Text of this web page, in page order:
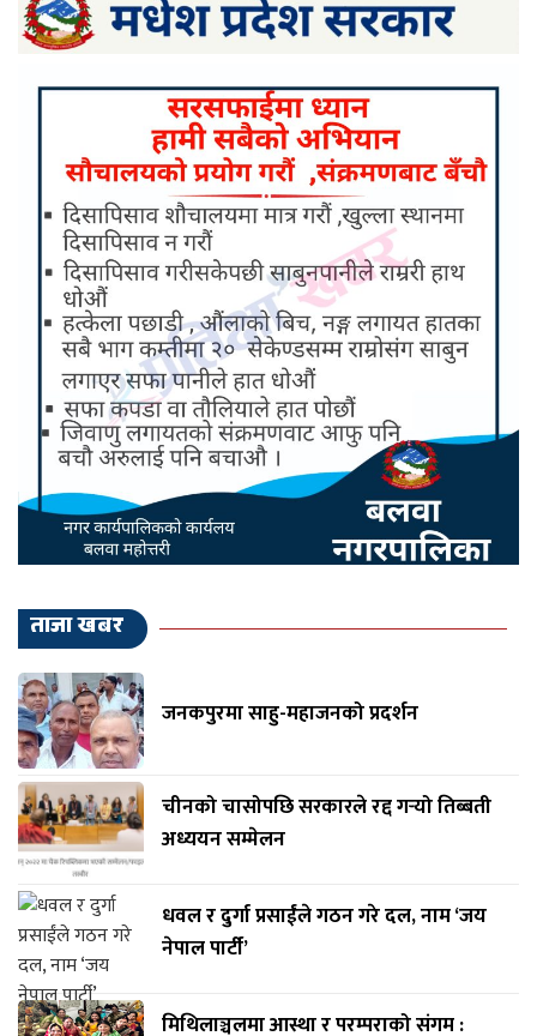
ताजा खबर
जनकपुरमा साहु-महाजनको प्रदर्शन
चीनको चासोपछि सरकारले रद्द गर्‍यो तिब्बती
अध्ययन सम्मेलन
धवल र दुर्गा प्रसाईंले गठन गरे दल, नाम ‘जय
नेपाल पार्टी’
मिथिलाञ्चलमा आस्था र परम्पराको संगम :